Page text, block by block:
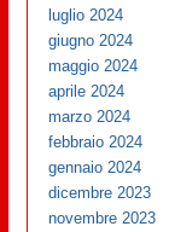
luglio 2024
giugno 2024
maggio 2024
aprile 2024
marzo 2024
febbraio 2024
gennaio 2024
dicembre 2023
novembre 2023